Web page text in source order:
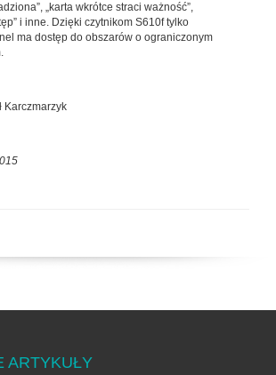
„karta wkrótce straci ważność”,
i inne. Dzięki czytnikom S610f tylko
ma dostęp do obszarów o ograniczonym
Karczmarzyk
ARTYKUŁY